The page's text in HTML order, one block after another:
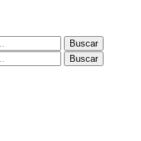
Buscar
Buscar